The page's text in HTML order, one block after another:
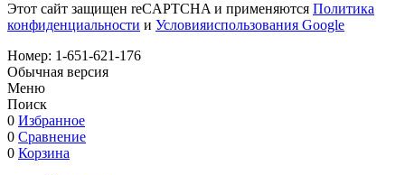
Этот сайт защищен reCAPTCHA и применяются Политика
конфиденциальности и Условияиспользования Google
Номер: 1-651-621-176
Обычная версия
Меню
Поиск
0 Избранное
0 Сравнение
0 Корзина